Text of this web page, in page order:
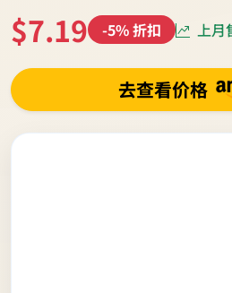
$7.19 -5% 折扣 上月
去查看价格